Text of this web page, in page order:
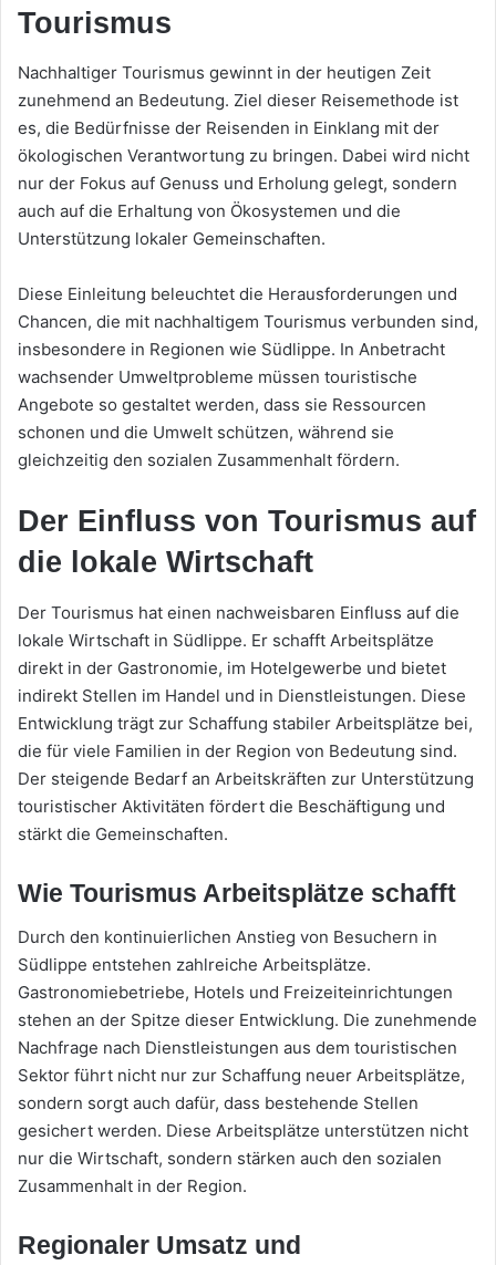
Tourismus
Nachhaltiger Tourismus gewinnt in der heutigen Zeit
zunehmend an Bedeutung. Ziel dieser Reisemethode ist
es, die Bedürfnisse der Reisenden in Einklang mit der
ökologischen Verantwortung zu bringen. Dabei wird nicht
nur der Fokus auf Genuss und Erholung gelegt, sondern
auch auf die Erhaltung von Ökosystemen und die
Unterstützung lokaler Gemeinschaften.
Diese Einleitung beleuchtet die Herausforderungen und
Chancen, die mit nachhaltigem Tourismus verbunden sind,
insbesondere in Regionen wie Südlippe. In Anbetracht
wachsender Umweltprobleme müssen touristische
Angebote so gestaltet werden, dass sie Ressourcen
schonen und die Umwelt schützen, während sie
gleichzeitig den sozialen Zusammenhalt fördern.
Der Einfluss von Tourismus auf
die lokale Wirtschaft
Der Tourismus hat einen nachweisbaren Einfluss auf die
lokale Wirtschaft in Südlippe. Er schafft Arbeitsplätze
direkt in der Gastronomie, im Hotelgewerbe und bietet
indirekt Stellen im Handel und in Dienstleistungen. Diese
Entwicklung trägt zur Schaffung stabiler Arbeitsplätze bei,
die für viele Familien in der Region von Bedeutung sind.
Der steigende Bedarf an Arbeitskräften zur Unterstützung
touristischer Aktivitäten fördert die Beschäftigung und
stärkt die Gemeinschaften.
Wie Tourismus Arbeitsplätze schafft
Durch den kontinuierlichen Anstieg von Besuchern in
Südlippe entstehen zahlreiche Arbeitsplätze.
Gastronomiebetriebe, Hotels und Freizeiteinrichtungen
stehen an der Spitze dieser Entwicklung. Die zunehmende
Nachfrage nach Dienstleistungen aus dem touristischen
Sektor führt nicht nur zur Schaffung neuer Arbeitsplätze,
sondern sorgt auch dafür, dass bestehende Stellen
gesichert werden. Diese Arbeitsplätze unterstützen nicht
nur die Wirtschaft, sondern stärken auch den sozialen
Zusammenhalt in der Region.
Regionaler Umsatz und